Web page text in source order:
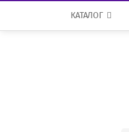
КАТАЛОГ